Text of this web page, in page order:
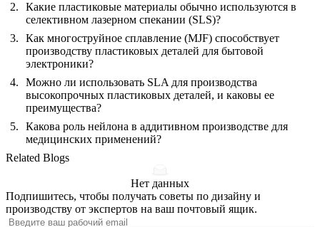
Какие пластиковые материалы обычно используются в
селективном лазерном спекании (SLS)?
Как многоструйное сплавление (MJF) способствует
производству пластиковых деталей для бытовой
электроники?
Можно ли использовать SLA для производства
высокопрочных пластиковых деталей, и каковы ее
преимущества?
Какова роль нейлона в аддитивном производстве для
медицинских применений?
Related Blogs
Нет данных
Подпишитесь, чтобы получать советы по дизайну и
производству от экспертов на ваш почтовый ящик.